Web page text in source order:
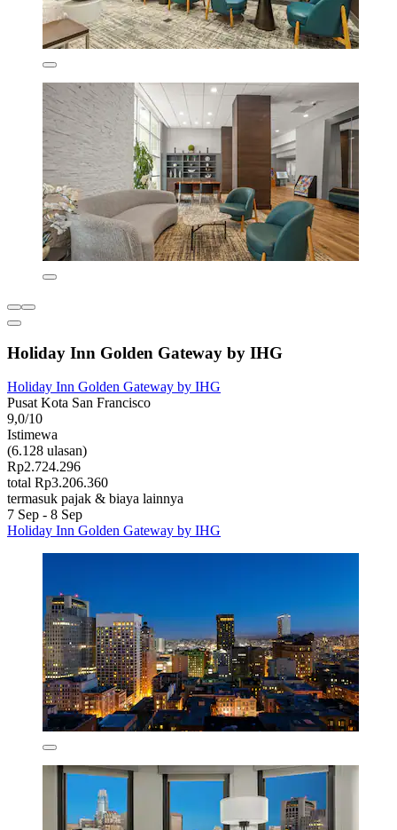
Holiday Inn Golden Gateway by IHG
Holiday Inn Golden Gateway by IHG
Pusat Kota San Francisco
9,0/10
Istimewa
(6.128 ulasan)
Rp2.724.296
total Rp3.206.360
termasuk pajak & biaya lainnya
7 Sep - 8 Sep
Holiday Inn Golden Gateway by IHG